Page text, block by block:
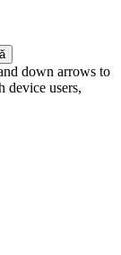
down arrows to
device users,